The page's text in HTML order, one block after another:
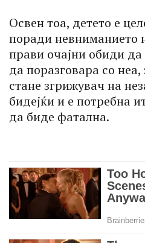
Освен тоа, детето е
поради невниманието
прави очајни обиди да
да поразговара со
стане згрижувач на
бидејќи и е потребна
да биде фатална.